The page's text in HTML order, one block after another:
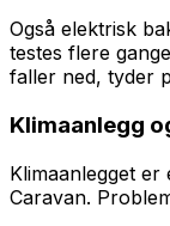
Også elektrisk
testes flere
faller ned, tyder
Klimaanlegg
Klimaanlegget
Caravan.